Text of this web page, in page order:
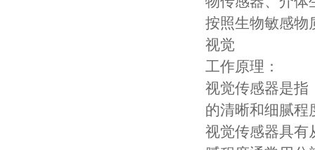
按照生物敏感物
视觉
工作原理：
视觉传感器是指
的清晰和细腻程
视觉传感器具有